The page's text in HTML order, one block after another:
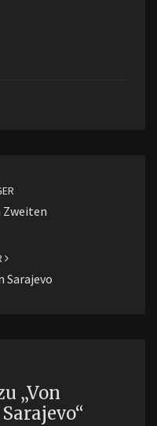
Zweiten
Sarajevo
„Von
“